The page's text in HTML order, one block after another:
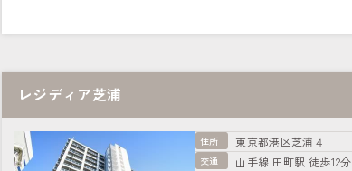
レジディア芝浦
住所 東京都港区芝浦４
交通 山手線 田町駅 徒歩12分